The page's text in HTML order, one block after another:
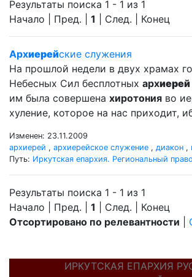
Результаты поиска 1 - 1 из 1
Начало | Пред. | 1 | След. | Конец
Архиерейские служения
На прошлой недели в двух храмах
Небесных Сил бесплотных архиерей
им была совершена хиротония во
хуление, которое на нас приходит,
Изменен: 23.11.2009
архиерей , архиерейское служение , диакон ,
Путь: Иркутская епархия. Региональный
Результаты поиска 1 - 1 из 1
Начало | Пред. | 1 | След. | Конец
Отсортировано по релевантности
ИРКУТСКАЯ ЕПАРХИЯ